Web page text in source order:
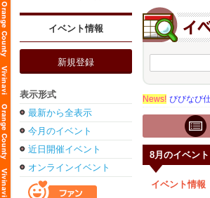
イベント情報
新規登録
表示形式
最新から全表示
今月のイベント
近日開催イベント
オンラインイベント
News! びびなび
8月のイベン
イベント情報